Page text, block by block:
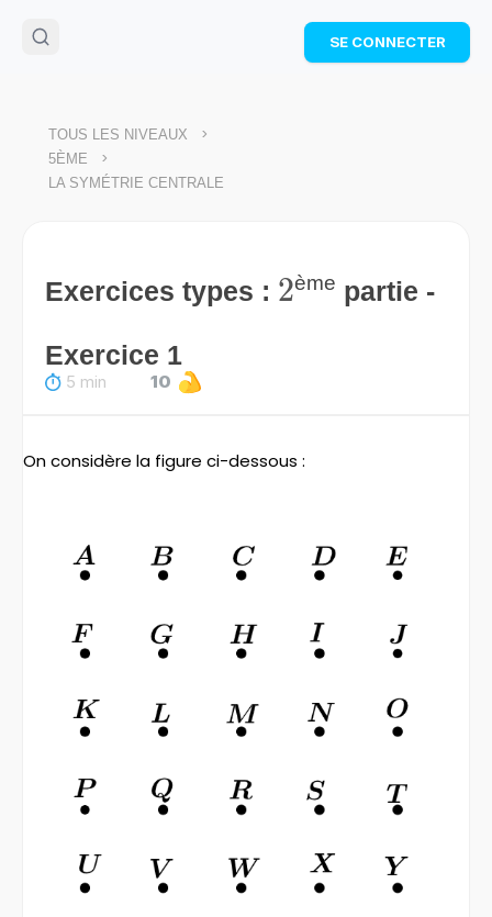
🌴Cahier de vacances offert
: révise les maths cet
Télécharge ton PDF gratuit et progresse avec des
SE CONNECTER
TOUS LES NIVEAUX >
5ÈME >
LA SYMÉTRIE CENTRALE
Exercices types : 2
2ème partie -
Exercice 1
5 min 10
On considère la figure ci-dessous :